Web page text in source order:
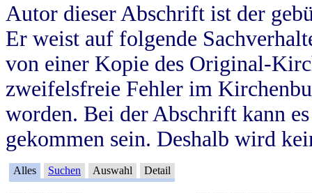
Autor dieser Abschrift ist der
Er weist auf folgende
von einer Kopie des Original-
zweifelsfreie Fehler im
worden. Bei der Abschrift kann
gekommen sein. Deshalb wird
Alles Suchen Auswahl Detail